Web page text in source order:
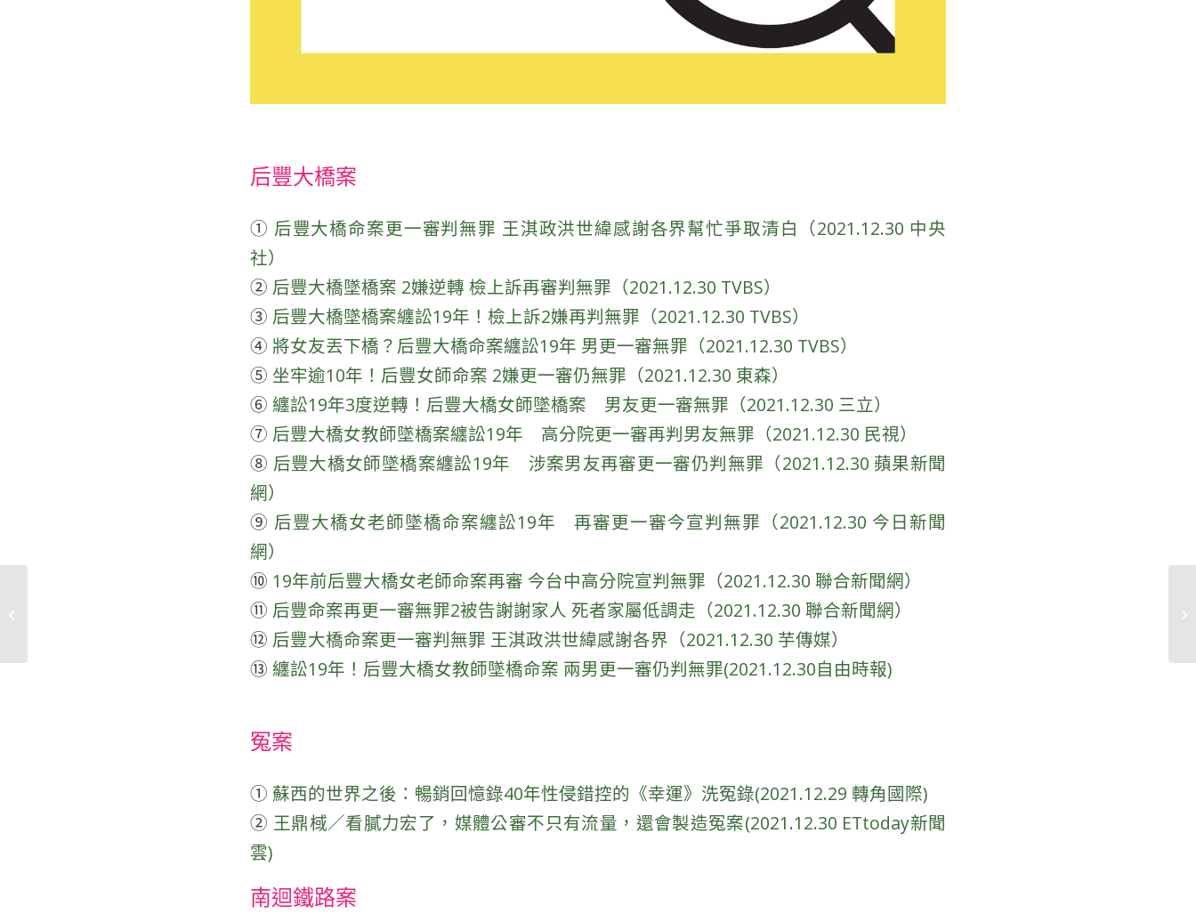
后豐大橋案
① 后豐大橋命案更一審判無罪 王淇政洪世緯感謝各界幫忙爭取清白（2021.12.30 中央
社）
② 后豐大橋墜橋案 2嫌逆轉 檢上訴再審判無罪（2021.12.30 TVBS）
③ 后豐大橋墜橋案纏訟19年！檢上訴2嫌再判無罪（2021.12.30 TVBS）
④ 將女友丟下橋？后豐大橋命案纏訟19年 男更一審無罪（2021.12.30 TVBS）
⑤ 坐牢逾10年！后豐女師命案 2嫌更一審仍無罪（2021.12.30 東森）
⑥ 纏訟19年3度逆轉！后豐大橋女師墜橋案 男友更一審無罪（2021.12.30 三立）
⑦ 后豐大橋女教師墜橋案纏訟19年 高分院更一審再判男友無罪（2021.12.30 民視）
⑧ 后豐大橋女師墜橋案纏訟19年 涉案男友再審更一審仍判無罪（2021.12.30 蘋果新聞
網）
⑨ 后豐大橋女老師墜橋命案纏訟19年 再審更一審今宣判無罪（2021.12.30 今日新聞
網）
⑩ 19年前后豐大橋女老師命案再審 今台中高分院宣判無罪（2021.12.30 聯合新聞網）
⑪ 后豐命案再更一審無罪2被告謝謝家人 死者家屬低調走（2021.12.30 聯合新聞網）
⑫ 后豐大橋命案更一審判無罪 王淇政洪世緯感謝各界（2021.12.30 芋傳媒）
⑬ 纏訟19年！后豐大橋女教師墜橋命案 兩男更一審仍判無罪(2021.12.30自由時報)
冤案
① 蘇西的世界之後：暢銷回憶錄40年性侵錯控的《幸運》洗冤錄(2021.12.29 轉角國際)
② 王鼎棫／看膩力宏了，媒體公審不只有流量，還會製造冤案(2021.12.30 ETtoday新聞
雲)
南迴鐵路案